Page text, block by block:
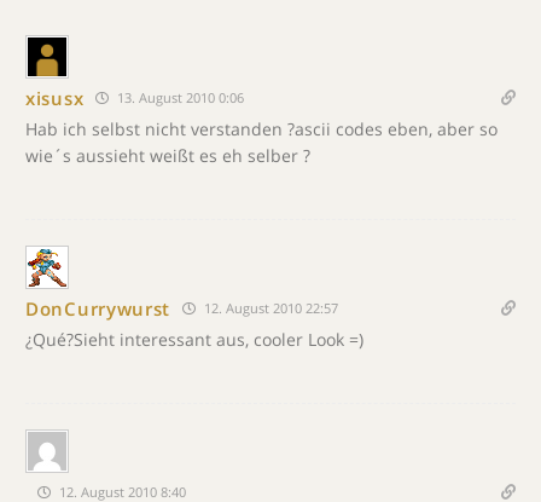
xisusx 13. August 2010 0:06
Hab ich selbst nicht verstanden ?ascii codes eben, aber so
wie´s aussieht weißt es eh selber ?
DonCurrywurst 12. August 2010 22:57
¿Qué?Sieht interessant aus, cooler Look =)
12. August 2010 8:40